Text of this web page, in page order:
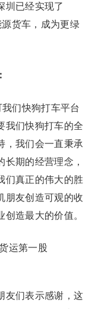
圳已经实现了
货车，成为更绿
们快狗打车平台
我们快狗打车的全
，我们会一直秉承
期的经营理念，
们真正的伟大的胜
朋友创造可观的收
造最大的价值。
友们表示感谢，这